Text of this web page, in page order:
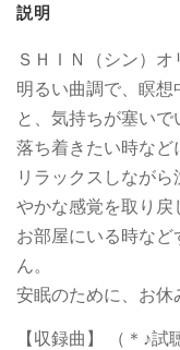
個
説明
ＳＨＩＮ（シン）オ
明るい曲調で、瞑想
と、気持ちが塞い
落ち着きたい時など
リラックスしなが
やかな感覚を取り戻
お部屋にいる時な
ん。
安眠のために、お休
【収録曲】 （＊♪試